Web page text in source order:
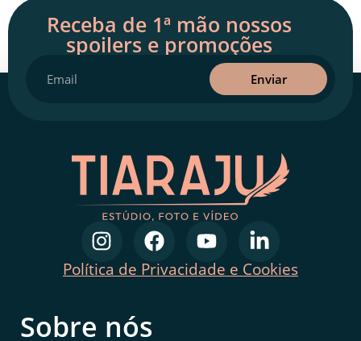
Receba de 1ª mão nossos
spoilers e promoções
Enviar
Política de Privacidade e Cookies
Sobre nós